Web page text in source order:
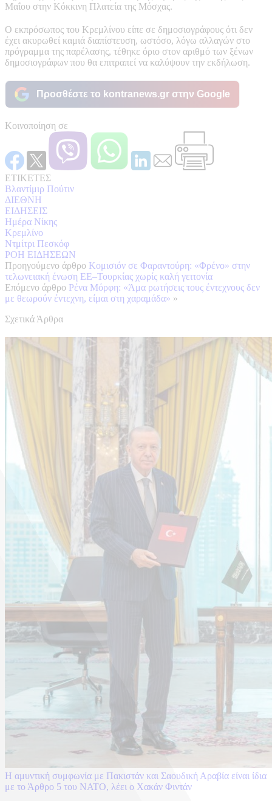
Μαΐου στην Κόκκινη Πλατεία της Μόσχας.
Ο εκπρόσωπος του Κρεμλίνου είπε σε δημοσιογράφους ότι δεν
έχει ακυρωθεί καμιά διαπίστευση, ωστόσο, λόγω αλλαγών στο
πρόγραμμα της παρέλασης, τέθηκε όριο στον αριθμό των ξένων
δημοσιογράφων που θα επιτραπεί να καλύψουν την εκδήλωση.
Προσθέστε το kontranews.gr στην Google
Κοινοποίηση σε
ΕΤΙΚΕΤΕΣ
Βλαντίμιρ Πούτιν
ΔΙΕΘΝΗ
ΕΙΔΗΣΕΙΣ
Ημέρα Νίκης
Κρεμλίνο
Ντμίτρι Πεσκόφ
ΡΟΗ ΕΙΔΗΣΕΩΝ
Προηγούμενο άρθρο Κομισιόν σε Φαραντούρη: «Φρένο» στην
τελωνειακή ένωση ΕΕ–Τουρκίας χωρίς καλή γειτονία
Επόμενο άρθρο Ρένα Μόρφη: «Άμα ρωτήσεις τους έντεχνους δεν
με θεωρούν έντεχνη, είμαι στη χαραμάδα» »
Σχετικά Άρθρα
Η αμυντική συμφωνία με Πακιστάν και Σαουδική Αραβία είναι ίδια
με το Άρθρο 5 του ΝΑΤΟ, λέει ο Χακάν Φιντάν